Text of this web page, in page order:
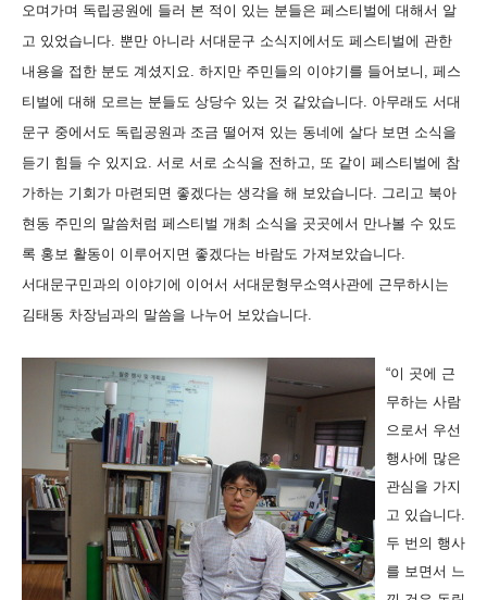
오며가며 독립공원에 들러 본 적이 있는 분들은 페스티벌에 대해서 알
고 있었습니다. 뿐만 아니라 서대문구 소식지에서도 페스티벌에 관한
내용을 접한 분도 계셨지요. 하지만 주민들의 이야기를 들어보니, 페스
티벌에 대해 모르는 분들도 상당수 있는 것 같았습니다. 아무래도 서대
문구 중에서도 독립공원과 조금 떨어져 있는 동네에 살다 보면 소식을
듣기 힘들 수 있지요. 서로 서로 소식을 전하고, 또 같이 페스티벌에 참
가하는 기회가 마련되면 좋겠다는 생각을 해 보았습니다. 그리고 북아
현동 주민의 말씀처럼 페스티벌 개최 소식을 곳곳에서 만나볼 수 있도
록 홍보 활동이 이루어지면 좋겠다는 바람도 가져보았습니다.
서대문구민과의 이야기에 이어서 서대문형무소역사관에 근무하시는
김태동 차장님과의 말씀을 나누어 보았습니다.
“이 곳에 근
무하는 사람
으로서 우선
행사에 많은
관심을 가지
고 있습니다.
두 번의 행사
를 보면서 느